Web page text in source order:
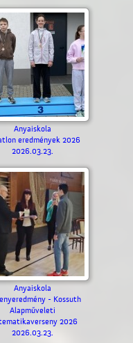
Anyaiskola
eredmények 2026
2026.03.23.
Anyaiskola
- Kossuth
Alapműveleti
2026
2026.03.23.